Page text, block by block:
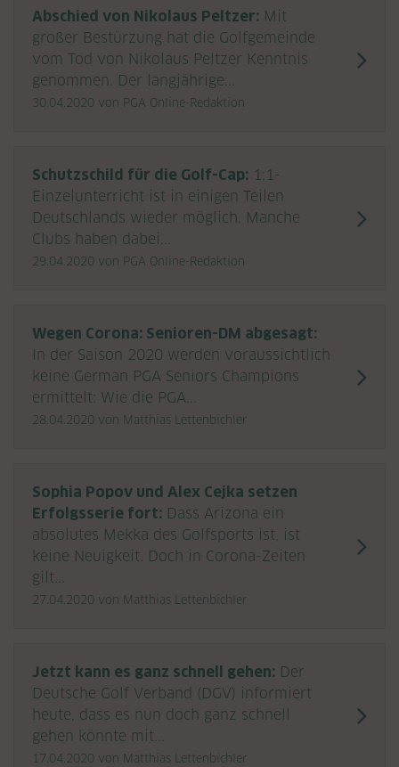
Abschied von Nikolaus Peltzer: Mit
großer Bestürzung hat die Golfgemeinde
vom Tod von Nikolaus Peltzer Kenntnis
genommen. Der langjährige...
30.04.2020 von PGA Online-Redaktion
Schutzschild für die Golf-Cap: 1:1-
Einzelunterricht ist in einigen Teilen
Deutschlands wieder möglich. Manche
Clubs haben dabei...
29.04.2020 von PGA Online-Redaktion
Wegen Corona: Senioren-DM abgesagt:
In der Saison 2020 werden voraussichtlich
keine German PGA Seniors Champions
ermittelt: Wie die PGA...
28.04.2020 von Matthias Lettenbichler
Sophia Popov und Alex Cejka setzen
Erfolgsserie fort: Dass Arizona ein
absolutes Mekka des Golfsports ist, ist
keine Neuigkeit. Doch in Corona-Zeiten
gilt...
27.04.2020 von Matthias Lettenbichler
Jetzt kann es ganz schnell gehen: Der
Deutsche Golf Verband (DGV) informiert
heute, dass es nun doch ganz schnell
gehen könnte mit...
17.04.2020 von Matthias Lettenbichler